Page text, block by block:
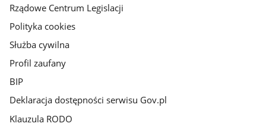
Rządowe Centrum Legislacji
Polityka cookies
Służba cywilna
Profil zaufany
BIP
Deklaracja dostępności serwisu Gov.pl
Klauzula RODO